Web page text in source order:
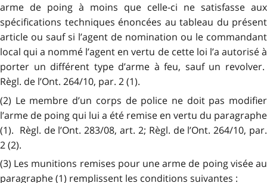
arme de poing à moins que celle-ci ne satisfasse aux
spécifications techniques énoncées au tableau du présent
article ou sauf si l’agent de nomination ou le commandant
local qui a nommé l’agent en vertu de cette loi l’a autorisé à
porter un différent type d’arme à feu, sauf un revolver.
Règl. de l’Ont. 264/10, par. 2 (1).
(2) Le membre d’un corps de police ne doit pas modifier
l’arme de poing qui lui a été remise en vertu du paragraphe
(1). Règl. de l’Ont. 283/08, art. 2; Règl. de l’Ont. 264/10, par.
2 (2).
(3) Les munitions remises pour une arme de poing visée au
paragraphe (1) remplissent les conditions suivantes :